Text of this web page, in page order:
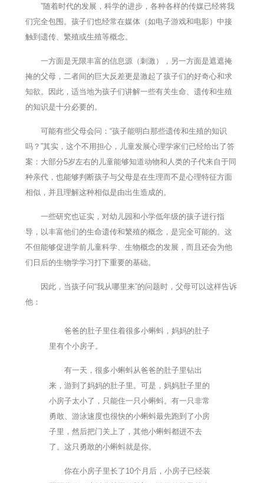
”随着时代的发展，科学的进步，各种各样的传媒已经将我
们完全包围。孩子们也经常在媒体（如电子游戏和电影）中接
触到遗传、繁殖或生殖等概念。
一方面是无限丰富的信息源（刺激），另一方面是遮遮掩
掩的父母，二者间的巨大反差更是激起了孩子们的好奇心和求
知欲。因此，适当地为孩子们讲解一些有关生命、遗传和生殖
的知识是十分必要的。
可能有些父母会问：“孩子能明白那些遗传和生殖的知识
吗？”其实，这个不用担心，儿童发展心理学家们已经给出了答
案：大部分5岁左右的儿童能够知道动物和人类的子代来自于同
种亲代，也能够判断孩子与父母是在生理而不是心理特征方面
相似，并且理解这种相似是由出生造成的。
一些研究也证实，对幼儿园和小学低年级的孩子进行指
导，以丰富他们的生命遗传和繁殖的概念，是完全可能的。这
不但能够促进学前儿童科学、生物概念的发展，而且还会为他
们日后的生物学学习打下重要的基础。
因此，当孩子问“我从哪里来”的问题时，父母可以这样告诉
他：
爸爸的肚子里住着很多小蝌蚪，妈妈的肚子
里有个小房子。
有一天，很多小蝌蚪从爸爸的肚子里钻出
来，游到了妈妈的肚子里。可是，妈妈肚子里的
小房子太小了，只能住一只小蝌蚪。有一只非常
勇敢、游泳速度也很快的小蝌蚪最先跑到了小房
子里，然后把门关上了，其他小蝌蚪都进不去
了。这只勇敢的小蝌蚪就是你。
你在小房子里长了10个月后，小房子已经装